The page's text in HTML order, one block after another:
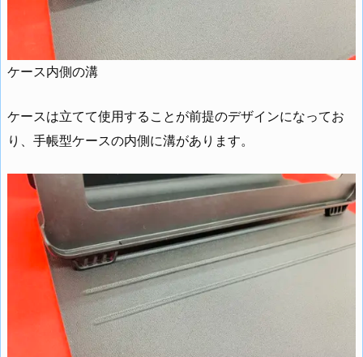
ケース内側の溝
ケースは立てて使用することが前提のデザインになってお
り、手帳型ケースの内側に溝があります。